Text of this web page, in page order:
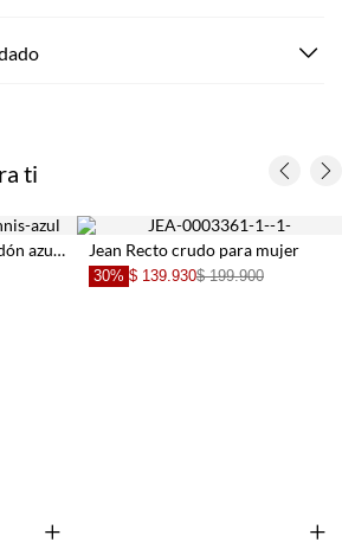
ti
+
Jean para mujer de algodón azul índigo fit horseshoe con lateral estampado tonal
+
Jean Recto crudo para mujer
30% $ 139.930$ 199.900